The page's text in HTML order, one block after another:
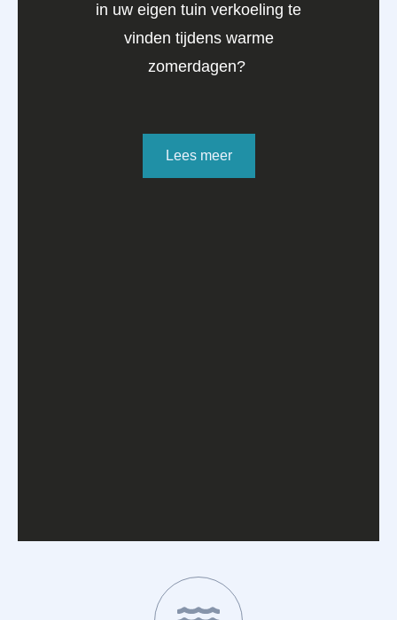
in uw eigen tuin verkoeling te
vinden tijdens warme
zomerdagen?
Lees meer